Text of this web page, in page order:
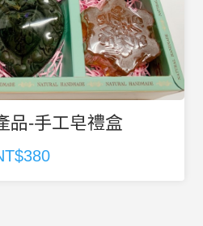
品-手工皂禮盒